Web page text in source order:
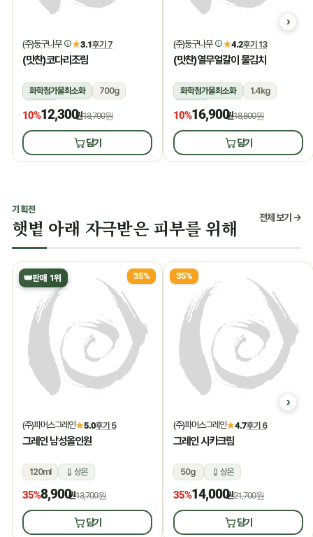
(주)둥구나무 ★3.1후기 7
(맛찬)코다리조림
화학첨가물최소화
700g
냉장
10%12,300원13,700원
담기
(주)둥구나무 ★4.2후기 13
(맛찬)열무얼갈이 물김치
화학첨가물최소화
1.4kg
냉장
10%16,900원18,800원
담기
기획전
햇볕 아래 자극받은 피부를 위해 전체 보기 →
👑판매 1위 35%
(주)파머스그레인★5.0후기 5
그레인 남성올인원
120ml 상온
35%8,900원13,700원
담기
35%
(주)파머스그레인★4.7후기 6
그레인 시카크림
50g 상온
35%14,000원21,700원
담기